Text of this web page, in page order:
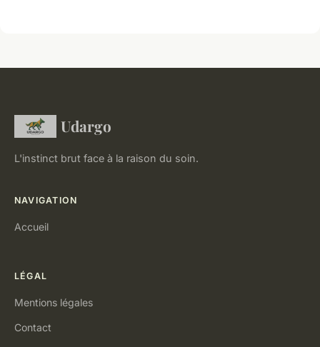
Udargo
L'instinct brut face à la raison du soin.
NAVIGATION
Accueil
LÉGAL
Mentions légales
Contact